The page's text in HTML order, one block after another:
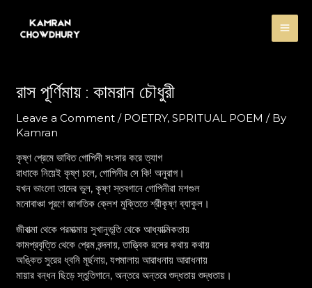
content
রাস পূর্ণিমায় : কামরান চৌধুরী
Leave a Comment / POETRY,SPRITUAL POEM / By
Kamran
কৃষ্ণ প্রেমে ভাবিত গোপিনী সংসার করে ত্যাগ
রাধাকে নিয়েই কৃষ্ণ চলে, গোপিনীর সে কি! অনুরাগ।
যখন ভাংলো তাদের ভুল, কৃষ্ণ স্তবগানে গোপিনীরা মশগুল
মনোবাঞ্চা পূরণে জাগতিক ক্লেশ মুক্তিতে শ্রীকৃষ্ণ ব্যাকুল।
জীবাত্মা থেকে পরমাত্মায় সুখানুভূতি থেকে আধ্যাত্মিকতায়
কামপ্রবৃত্তি থেকে প্রেম বন্দনায়, তাত্ত্বিক রসের কথায় কথায়
অঙ্কিত সুরের ধ্বনি মূর্ছনায়, যপমালায় আরাধনায় আরাধনায়
মায়ার বন্ধন ছিড়ে স্তুতিগানে, অন্তরে অন্তরে শুদ্ধতায় শুদ্ধতায়।
navigation